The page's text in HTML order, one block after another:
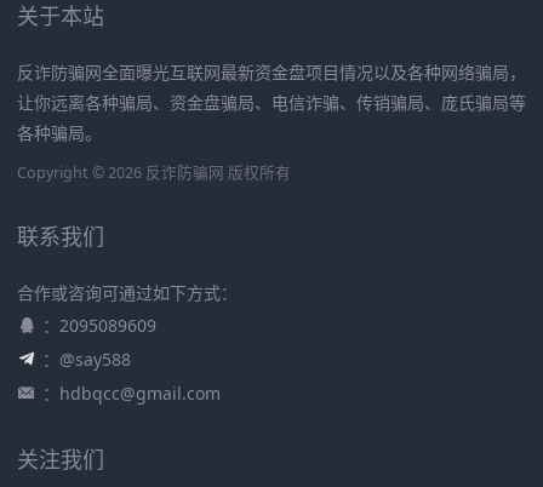
关于本站
反诈防骗网全面曝光互联网最新资金盘项目情况以及各种网络骗局，
让你远离各种骗局、资金盘骗局、电信诈骗、传销骗局、庞氏骗局等
各种骗局。
Copyright © 2026 反诈防骗网 版权所有
联系我们
合作或咨询可通过如下方式：
：2095089609
：@say588
： hdbqcc@gmail.com
关注我们